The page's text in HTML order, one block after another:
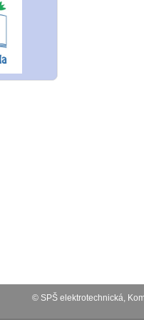
© SPŠ elektrotechnická,